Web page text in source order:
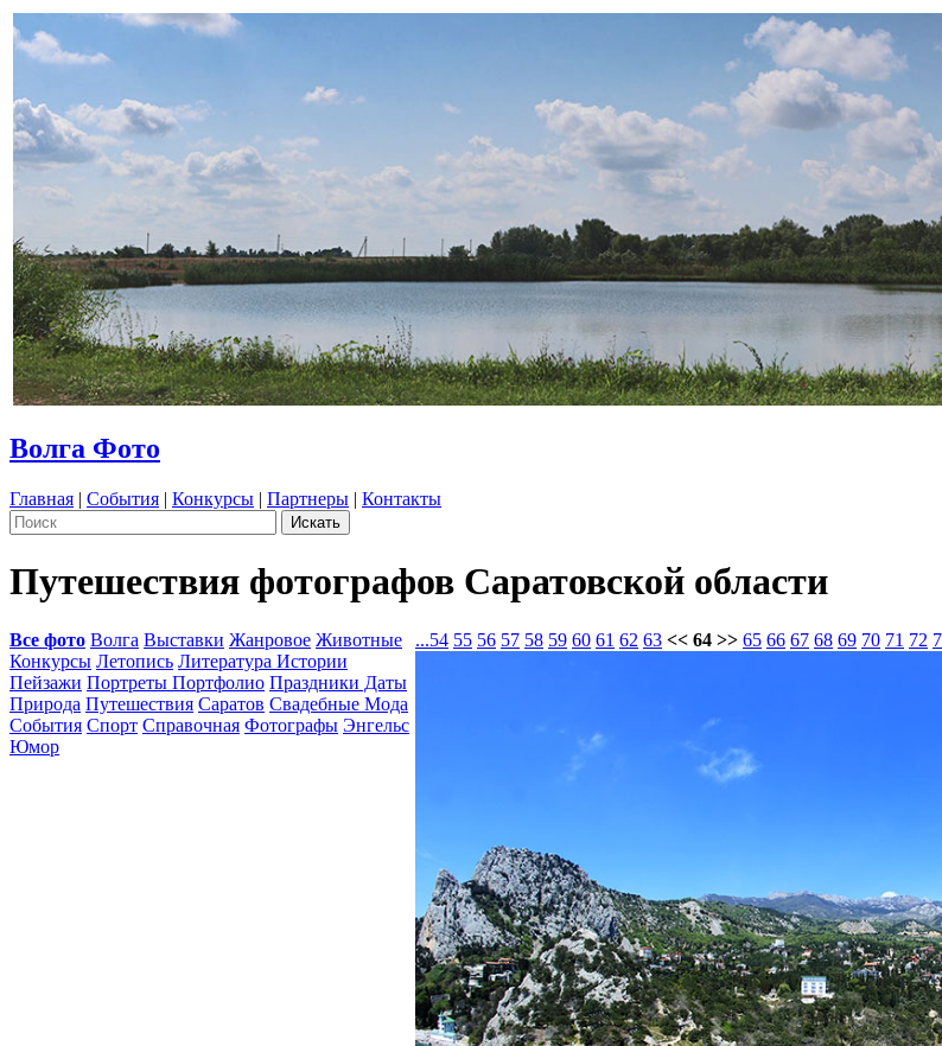
Волга Фото
Главная | События | Конкурсы | Партнеры | Контакты
Путешествия фотографов Саратовской области
Все фото Волга Выставки Жанровое Животные
Конкурсы Летопись Литература Истории
Пейзажи Портреты Портфолио Праздники Даты
Природа Путешествия Саратов Свадебные Мода
События Спорт Справочная Фотографы Энгельс
Юмор
...54 55 56 57 58 59 60 61 62 63 << 64 >> 65 66 67 68 69 70 71 72